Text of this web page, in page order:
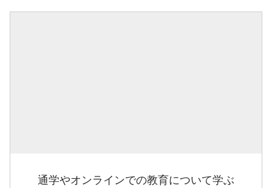
通学やオンラインでの教育について学ぶ